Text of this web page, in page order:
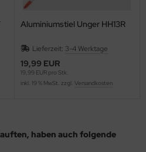
Aluminiumstiel Unger HH13R
Lieferzeit: 3-4 Werktage
19,99 EUR
19,99 EUR pro Stk.
inkl. 19 % MwSt. zzgl. Versandkosten
haben auch folgende